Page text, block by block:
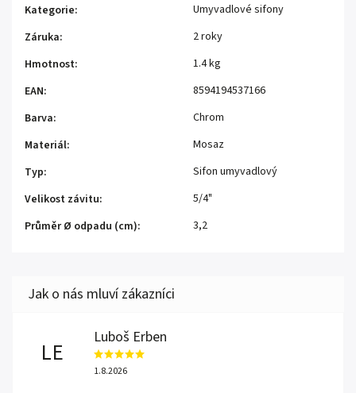
Kategorie:
Umyvadlové sifony
Záruka:
2 roky
Hmotnost:
1.4 kg
EAN:
8594194537166
Barva:
Chrom
Materiál:
Mosaz
Typ:
Sifon umyvadlový
Velikost závitu:
5/4"
Průměr Ø odpadu (cm): 3,2
LE
Luboš Erben
1.8.2026